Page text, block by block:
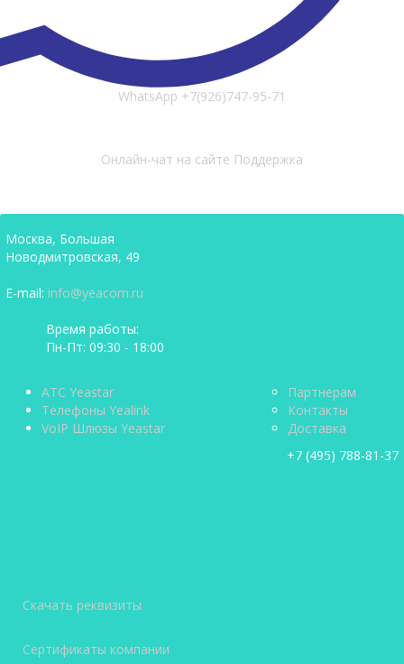
WhatsApp +7(926)747-95-71
Онлайн-чат на сайте Поддержка
Москва, Большая
Новодмитровская, 49
E-mail: info@yeacom.ru
Время работы:
Пн-Пт: 09:30 - 18:00
АТС Yeastar
Телефоны Yealink
VoIP Шлюзы Yeastar
Партнерам
Контакты
Доставка
+7 (495) 788-81-37
Скачать реквизиты
Сертификаты компании